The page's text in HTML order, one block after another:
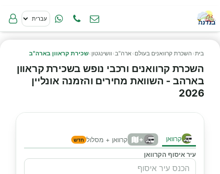
בית› השכרת קרוואנים בעולם › ארה"ב› וושינגטון ›שכירת קראוון בארה"ב
השכרת קרוואנים ורכבי נופש בשכירת קראוון
בארהב - השוואת מחירים והזמנה אונליין
2026
קרוואן + קרוואן + מסלול חדש
עיר איסוף הקרוואן